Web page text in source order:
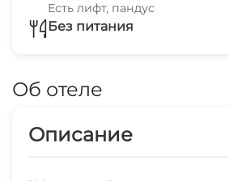
Есть лифт, пандус
Без питания
Об отеле
Описание